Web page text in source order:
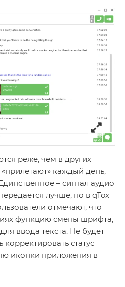
реже, чем в других
каждый день,
– сигнал аудио
лучше, но в qTox
отмечают, что
функцию смены шрифта,
ввода текста. Не будет
статус
иконки приложения в